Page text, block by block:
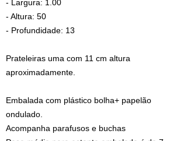
- Largura: 1.00
- Altura: 50
- Profundidade: 13
Prateleiras uma com 11 cm altura
aproximadamente.
Embalada com plástico bolha+ papelão
ondulado.
Acompanha parafusos e buchas